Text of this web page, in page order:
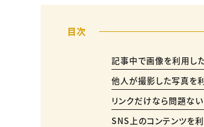
記事中で画像を利用し
他人が撮影した写真を
リンクだけなら問題な
SNS上のコンテンツを